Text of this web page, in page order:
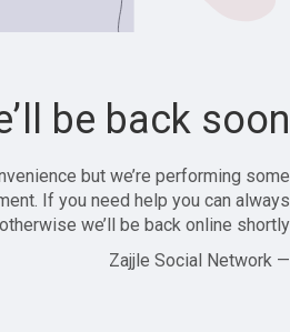
be back soon!
but we’re performing some
If you need help you can always
we’ll be back online shortly!
— Zajjle Social Network